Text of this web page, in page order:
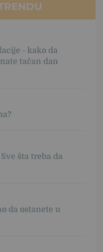
- kako da
tačan dan
šta treba da
da ostanete u